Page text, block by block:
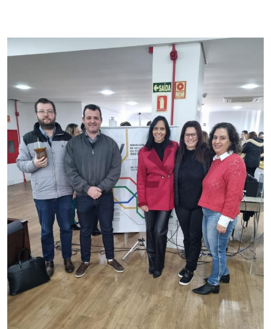
Banco Central do Brasil
Planalto